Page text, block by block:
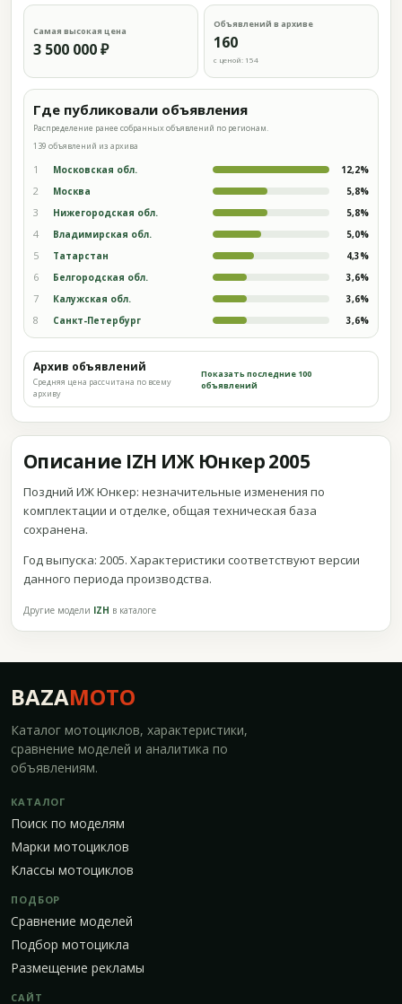
Самая высокая цена
3 500 000 ₽
Объявлений в архиве
160
с ценой: 154
Где публиковали объявления
Распределение ранее собранных объявлений по регионам.
139 объявлений из архива
1 Московская обл. 12,2%
2 Москва 5,8%
3 Нижегородская обл. 5,8%
4 Владимирская обл. 5,0%
5 Татарстан 4,3%
6 Белгородская обл. 3,6%
7 Калужская обл. 3,6%
8 Санкт-Петербург 3,6%
Архив объявлений
Средняя цена рассчитана по всему
архиву
Показать последние 100
объявлений
Описание IZH ИЖ Юнкер 2005
Поздний ИЖ Юнкер: незначительные изменения по
комплектации и отделке, общая техническая база
сохранена.
Год выпуска: 2005. Характеристики соответствуют версии
данного периода производства.
Другие модели IZH в каталоге
BAZAMOTO
Каталог мотоциклов, характеристики,
сравнение моделей и аналитика по
объявлениям.
КАТАЛОГ
Поиск по моделям
Марки мотоциклов
Классы мотоциклов
ПОДБОР
Сравнение моделей
Подбор мотоцикла
Размещение рекламы
САЙТ